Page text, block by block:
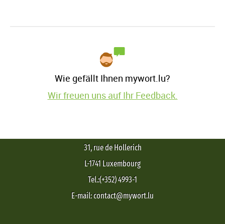
Wie gefällt Ihnen mywort.lu?
Wir freuen uns auf Ihr Feedback.
31, rue de Hollerich
L-1741 Luxembourg
Tel.:(+352) 4993-1
E-mail: contact@mywort.lu